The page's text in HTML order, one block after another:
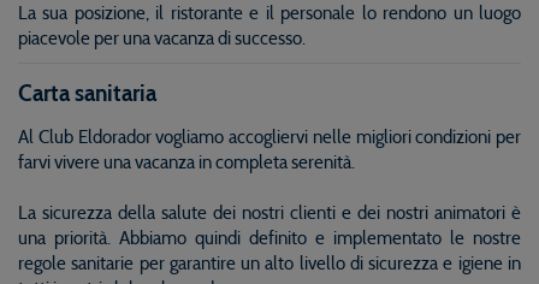
La sua posizione, il ristorante e il personale lo rendono un luogo
piacevole per una vacanza di successo.
Carta sanitaria
Al Club Eldorador vogliamo accogliervi nelle migliori condizioni per
farvi vivere una vacanza in completa serenità.
La sicurezza della salute dei nostri clienti e dei nostri animatori è
una priorità. Abbiamo quindi definito e implementato le nostre
regole sanitarie per garantire un alto livello di sicurezza e igiene in